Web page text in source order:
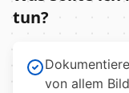
tun?
von allem